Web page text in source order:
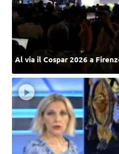
Al via il Cospar 2026 a